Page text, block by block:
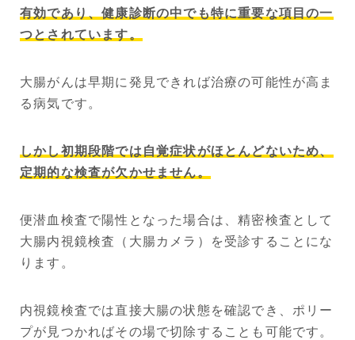
有効であり、健康診断の中でも特に重要な項目の一
つとされています。
大腸がんは早期に発見できれば治療の可能性が高ま
る病気です。
しかし初期段階では自覚症状がほとんどないため、
定期的な検査が欠かせません。
便潜血検査で陽性となった場合は、精密検査として
大腸内視鏡検査（大腸カメラ）を受診することにな
ります。
内視鏡検査では直接大腸の状態を確認でき、ポリー
プが見つかればその場で切除することも可能です。